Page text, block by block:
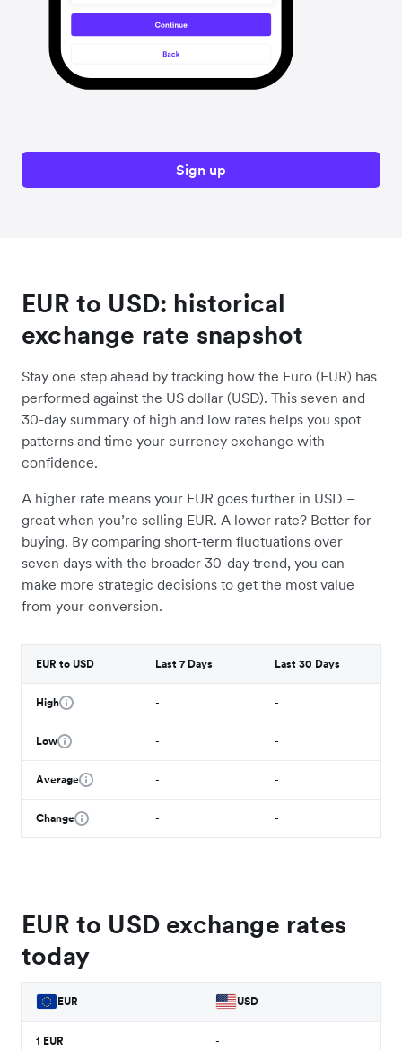
Sign up
EUR to USD: historical
exchange rate snapshot
Stay one step ahead by tracking how the Euro (EUR) has
performed against the US dollar (USD). This seven and
30-day summary of high and low rates helps you spot
patterns and time your currency exchange with
confidence.
A higher rate means your EUR goes further in USD –
great when you’re selling EUR. A lower rate? Better for
buying. By comparing short-term fluctuations over
seven days with the broader 30-day trend, you can
make more strategic decisions to get the most value
from your conversion.
EUR to USD Last 7 Days Last 30 Days
High - -
Low - -
Average - -
Change - -
EUR to USD exchange rates
today
EUR USD
1 EUR -